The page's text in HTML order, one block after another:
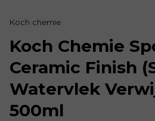
Koch chemie
Koch Chemie
Ceramic Finish
Watervlek
500ml